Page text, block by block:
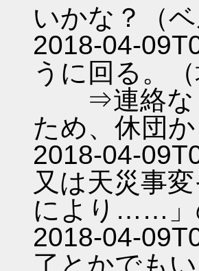
いかな？（ベ
2018-04-
うに回る。（
⇒連絡なく
ため、休団
2018-04-
又は天災事
により……」
2018-04-
了とかでも